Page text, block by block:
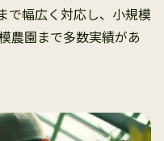
で幅広く対応し、小規模
農園まで多数実績があ